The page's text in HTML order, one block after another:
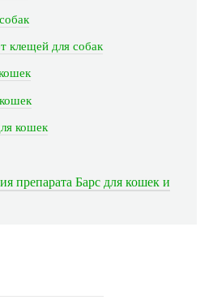
клещей для собак
кошек
препарата Барс для кошек и